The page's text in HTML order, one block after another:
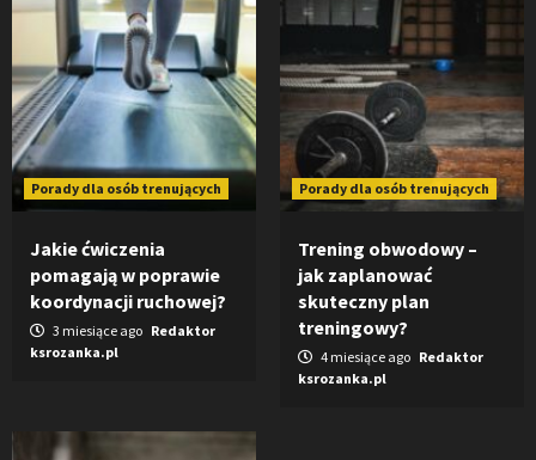
Porady dla osób trenujących
Jakie ćwiczenia
pomagają w poprawie
koordynacji ruchowej?
3 miesiące ago Redaktor
ksrozanka.pl
Porady dla osób trenujących
Trening obwodowy –
jak zaplanować
skuteczny plan
treningowy?
4 miesiące ago Redaktor
ksrozanka.pl